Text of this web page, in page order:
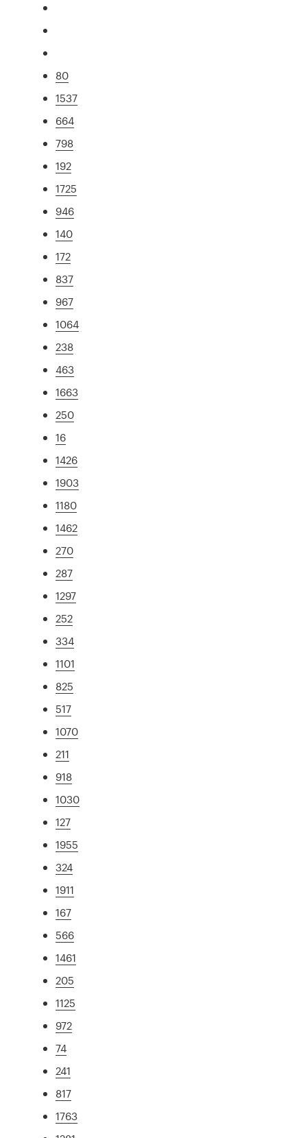
80
1537
664
798
192
1725
946
140
172
837
967
1064
238
463
1663
250
16
1426
1903
1180
1462
270
287
1297
252
334
1101
825
517
1070
211
918
1030
127
1955
324
1911
167
566
1461
205
1125
972
74
241
817
1763